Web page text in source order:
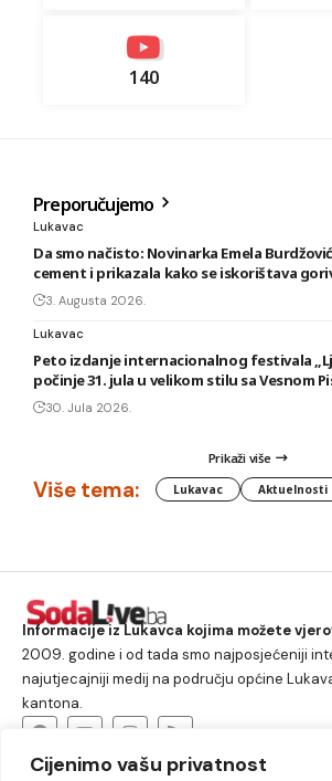
Cijenimo vašu privatnost
140
Preporučujemo
Lukavac
Da smo načisto: Novinarka Emela
cement i prikazala kako se iskorištava
3. Augusta 2026.
Lukavac
Peto izdanje internacionalnog festivala
počinje 31. jula u velikom stilu sa Vesnom
30. Jula 2026.
Prikaži više
Više tema: Lukavac Aktuelnosti
Informacije iz Lukavca kojima možete
2009. godine i od tada smo najposjećeniji
najutjecajniji medij na području općine
kantona.